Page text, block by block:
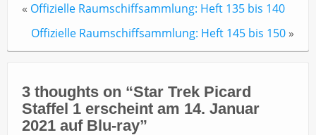
« Offizielle Raumschiffsammlung: Heft 135 bis 140
Offizielle Raumschiffsammlung: Heft 145 bis 150 »
3 thoughts on “Star Trek Picard
Staffel 1 erscheint am 14. Januar
2021 auf Blu-ray”